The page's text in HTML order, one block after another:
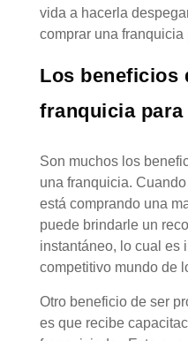
vida a hacerla
comprar una franquicia
Los beneficios
franquicia para
Son muchos los
una franquicia.
está comprando una
puede brindarle un
instantáneo, lo cual es
competitivo mundo de
Otro beneficio de ser
es que recibe